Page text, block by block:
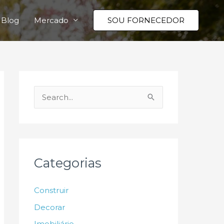
Blog Mercado SOU FORNECEDOR
e
i
r
Categorias
Construir
Decorar